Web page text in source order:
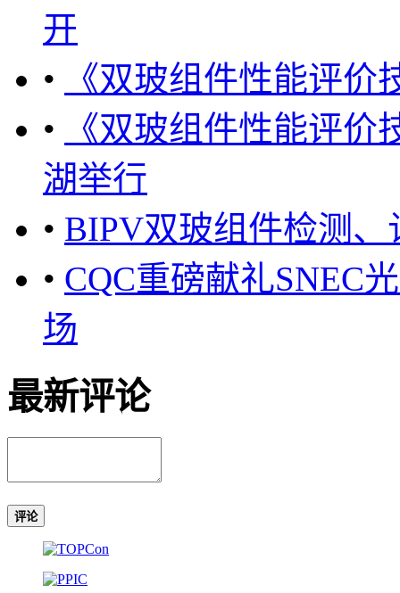
开
•
《双玻组件性能评
•
《双玻组件性能评
湖举行
• BIPV双玻组件检测
• CQC重磅献礼SNEC
场
最新评论
评论